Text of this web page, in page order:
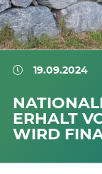
19.09.2024
ERHALT
WIRD